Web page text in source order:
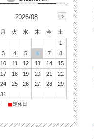
2026/08
月 火 水 木 金
土
1
3 4 5 6 7
8
10 11 12 13 14
15
17 18 19 20 21
22
24 25 26 27 28
29
31
■定休日